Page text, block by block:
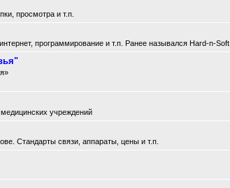
просмотра и т.п.
программирование и т.п. Ранее назывался Hard-n-Soft.
учреждений
Стандарты связи, аппараты, цены и т.п.